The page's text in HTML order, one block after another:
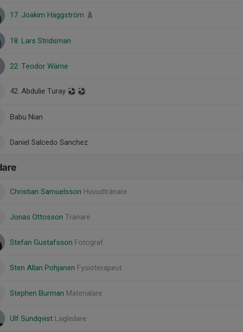
17. Joakim Häggström
18. Lars Stridsman
22. Teodor Wärne
42. Abdulie Turay
Babu Nian
Daniel Salcedo Sanchez
Christian Samuelsson Huvudtränare
Jonas Ottosson Tränare
Stefan Gustafsson Fotograf
Sten Allan Pohjanen Fysioterapeut
Stephen Burman Materialare
Ulf Sundqvist Lagledare